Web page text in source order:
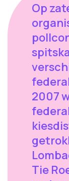
Op
2007
Tie